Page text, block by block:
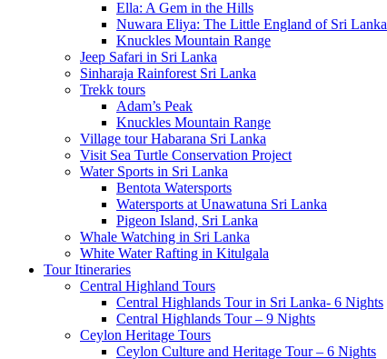
Ella: A Gem in the Hills
Nuwara Eliya: The Little England of Sri Lanka
Knuckles Mountain Range
Jeep Safari in Sri Lanka
Sinharaja Rainforest Sri Lanka
Trekk tours
Adam’s Peak
Knuckles Mountain Range
Village tour Habarana Sri Lanka
Visit Sea Turtle Conservation Project
Water Sports in Sri Lanka
Bentota Watersports
Watersports at Unawatuna Sri Lanka
Pigeon Island, Sri Lanka
Whale Watching in Sri Lanka
White Water Rafting in Kitulgala
Tour Itineraries
Central Highland Tours
Central Highlands Tour in Sri Lanka- 6 Nights
Central Highlands Tour – 9 Nights
Ceylon Heritage Tours
Ceylon Culture and Heritage Tour – 6 Nights